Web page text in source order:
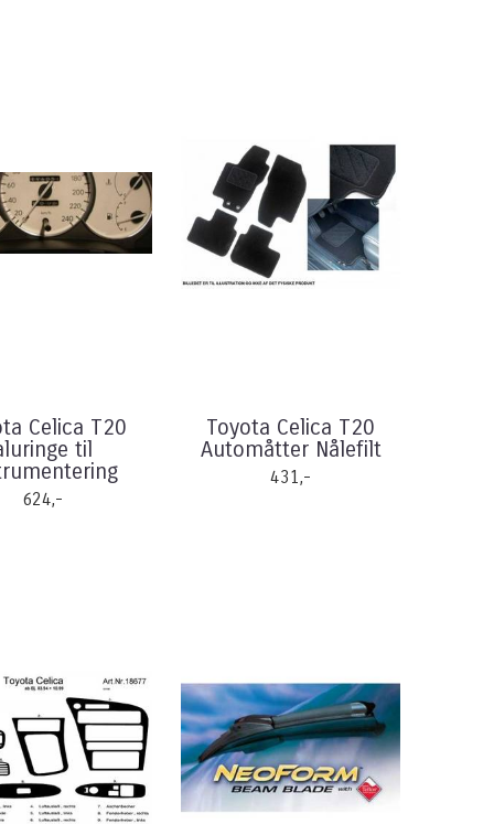
Celica T20
til
624,-
Toyota Celica T20
Automåtter Nålefilt
431,-